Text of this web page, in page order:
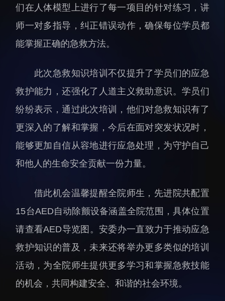
科研进展
科研诚信与伦理委员会
分析测试中心
实验室建设与管理
生物安全管理
要闻播报
合作交流
学术活动
媒体报道
档案频道
刊物与文化
科学普及
教育概况
学生活动
们在人体模型上进行了每一项目的针对练习，讲
师一对多指导，纠正错误动作，确保每位学员都
能掌握正确的急救方法。
此次急救知识培训不仅提升了学员们的应急
救护能力，还强化了人道主义救助意识。学员们
纷纷表示，通过此次培训，他们对急救知识有了
更深入的了解和掌握，今后在面对突发状况时，
能够更加自信从容地进行应急处理，为守护自己
和他人的生命安全贡献一份力量。
借此机会温馨提醒全院师生，先进院共配置
15台AED自动除颤设备涵盖全院范围，具体位置
请查看AED导览图。安委办一直致力于推动应急
救护知识的普及，未来还将举办更多类似的培训
活动，为全院师生提供更多学习和掌握急救技能
的机会，共同构建安全、和谐的社会环境。